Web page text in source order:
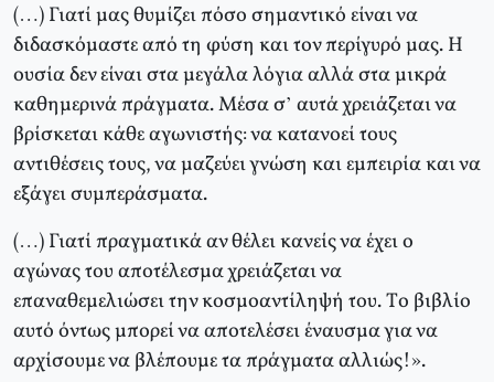
(…) Γιατί μας θυμίζει πόσο σημαντικό είναι να
διδασκόμαστε από τη φύση και τον περίγυρό μας. H
ουσία δεν είναι στα μεγάλα λόγια αλλά στα μικρά
καθημερινά πράγματα. Mέσα σ’ αυτά χρειάζεται να
βρίσκεται κάθε αγωνιστής: να κατανοεί τους
αντιθέσεις τους, να μαζεύει γνώση και εμπειρία και να
εξάγει συμπεράσματα.
(…) Γιατί πραγματικά αν θέλει κανείς να έχει ο
αγώνας του αποτέλεσμα χρειάζεται να
επαναθεμελιώσει την κοσμοαντίληψή του. Tο βιβλίο
αυτό όντως μπορεί να αποτελέσει έναυσμα για να
αρχίσουμε να βλέπουμε τα πράγματα αλλιώς!».